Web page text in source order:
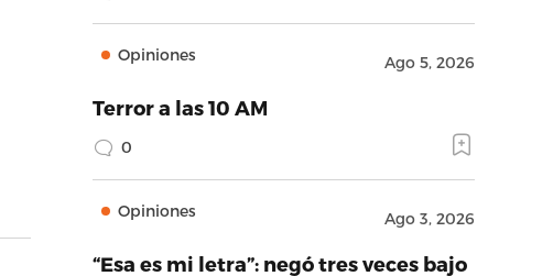
Opiniones Ago 5, 2026
Terror a las 10 AM
0
Opiniones Ago 3, 2026
“Esa es mi letra”: negó tres veces bajo